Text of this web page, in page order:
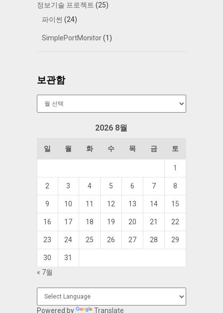
정보기술 프로젝트 (25)
파이썬 (24)
SimplePortMonitor(1)
보관함
2026 8월
일 월 화 수 목 금 토
1
2 3 4 5 6 7 8
9 10 11 12 13 14 15
16 17 18 19 20 21 22
23 24 25 26 27 28 29
30
31
« 7월
Powered by Translate